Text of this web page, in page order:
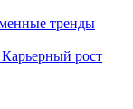
тренды
рост